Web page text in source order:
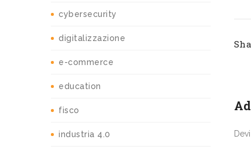
cybersecurity
digitalizzazione
e-commerce
education
fisco
industria 4.0